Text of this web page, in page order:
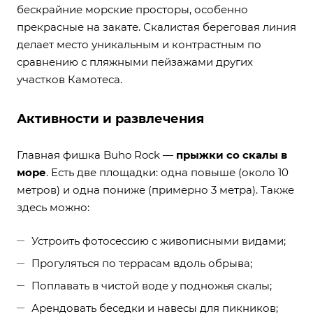
бескрайние морские просторы, особенно
прекрасные на закате. Скалистая береговая линия
делает место уникальным и контрастным по
сравнению с пляжными пейзажами других
участков Камотеса.
Активности и развлечения
Главная фишка Buho Rock — прыжки со скалы в
море. Есть две площадки: одна повыше (около 10
метров) и одна пониже (примерно 3 метра). Также
здесь можно:
Устроить фотосессию с живописными видами;
Прогуляться по террасам вдоль обрыва;
Поплавать в чистой воде у подножья скалы;
Арендовать беседки и навесы для пикников;